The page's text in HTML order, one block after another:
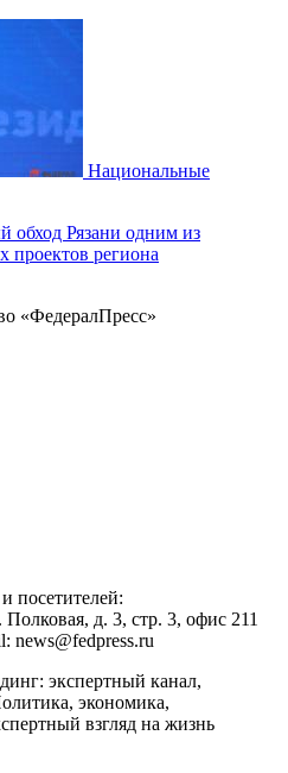
Национальные
Рязани одним из
проектов региона
«ФедералПресс»
посетителей:
Полковая, д. 3, стр. 3, офис 211
news@fedpress.ru
экспертный канал,
экономика,
взгляд на жизнь